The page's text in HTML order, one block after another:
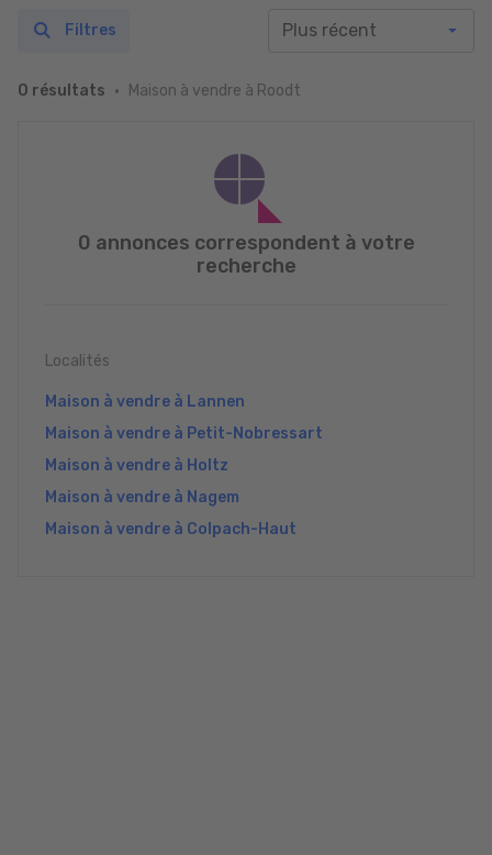
0 résultats Maison à vendre à Roodt
Filtres
0 annonces correspondent à votre
recherche
Localités
Maison à vendre à Lannen
Maison à vendre à Petit-Nobressart
Maison à vendre à Holtz
Maison à vendre à Nagem
Maison à vendre à Colpach-Haut